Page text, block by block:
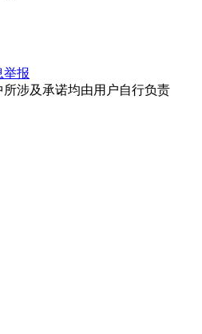
报
涉及承诺均由用户自行负责